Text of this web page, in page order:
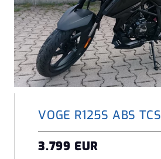
VOGE R125S ABS TCS
3.799 EUR